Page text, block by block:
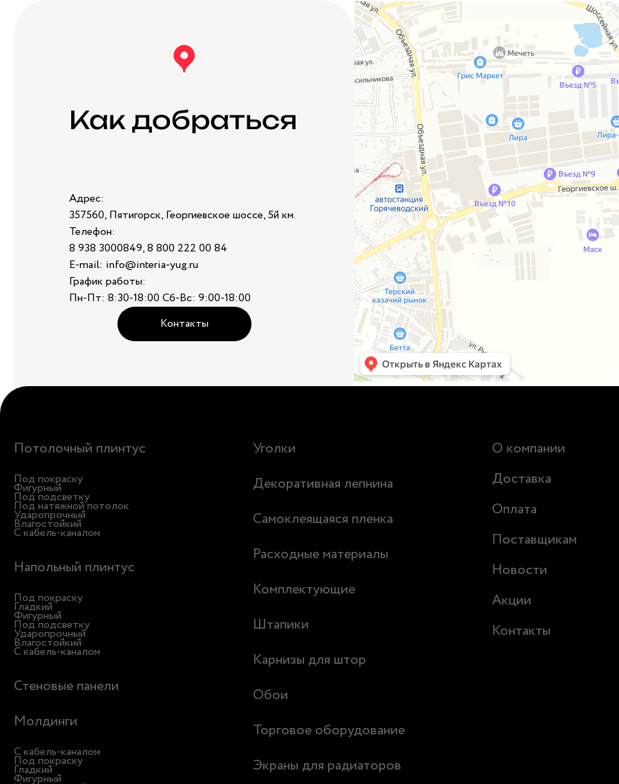
Как добраться
Адрес:
357560, Пятигорск, Георгиевское шоссе, 5й км.
Телефон:
8 938 3000849, 8 800 222 00 84
E-mail: info@interia-yug.ru
График работы:
Пн-Пт: 8:30-18:00 Сб-Вс: 9:00-18:00
Контакты
Потолочный плинтус
Под покраску
Фигурный
Под подсветку
Под натяжной потолок
Ударопрочный
Влагостойкий
С кабель-каналом
Напольный плинтус
Под покраску
Гладкий
Фигурный
Под подсветку
Ударопрочный
Влагостойкий
С кабель-каналом
Стеновые панели
Молдинги
С кабель-каналом
Под покраску
Гладкий
Фигурный
Уголки
Декоративная лепнина
Самоклеящаяся пленка
Расходные материалы
Комплектующие
Штапики
Карнизы для штор
Обои
Торговое оборудование
Экраны для радиаторов
О компании
Доставка
Оплата
Поставщикам
Новости
Акции
Контакты